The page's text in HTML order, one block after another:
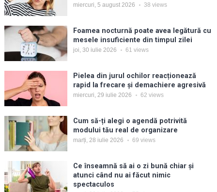
miercuri, 5 august 2026 38 views
Foamea nocturnă poate avea legătură cu
mesele insuficiente din timpul zilei
joi, 30 iulie 2026 61 views
Pielea din jurul ochilor reacționează
rapid la frecare și demachiere agresivă
miercuri, 29 iulie 2026 62 views
Cum să-ți alegi o agendă potrivită
modului tău real de organizare
marți, 28 iulie 2026 69 views
Ce înseamnă să ai o zi bună chiar și
atunci când nu ai făcut nimic
spectaculos